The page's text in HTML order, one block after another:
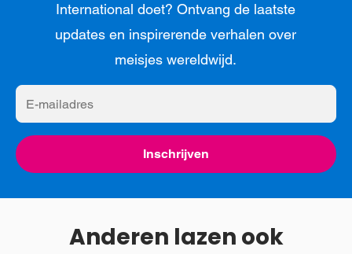
International doet? Ontvang de laatste
updates en inspirerende verhalen over
meisjes wereldwijd.
E-
mailadres
Inschrijven
Anderen lazen ook